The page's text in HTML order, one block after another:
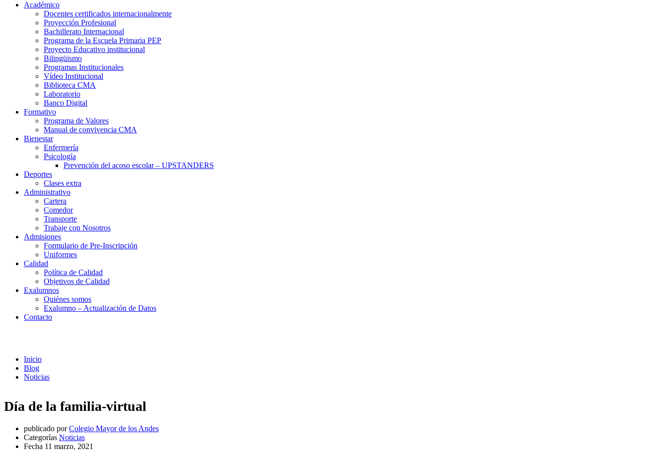
Académico
Docentes certificados internacionalmente
Proyección Profesional
Bachillerato Internacional
Programa de la Escuela Primaria PEP
Proyecto Educativo institucional
Bilingüismo
Programas Institucionales
Vídeo Institucional
Biblioteca CMA
Laboratorio
Banco Digital
Formativo
Programa de Valores
Manual de convivencia CMA
Bienestar
Enfermería
Psicología
Prevención del acoso escolar – UPSTANDERS
Deportes
Clases extra
Administrativo
Cartera
Comedor
Transporte
Trabaje con Nosotros
Admisiones
Formulario de Pre-Inscripción
Uniformes
Calidad
Política de Calidad
Objetivos de Calidad
Exalumnos
Quiénes somos
Exalumno – Actualización de Datos
Contacto
Inicio
Blog
Noticias
Día de la familia-virtual
publicado por Colegio Mayor de los Andes
Categorías Noticias
Fecha 11 marzo, 2021